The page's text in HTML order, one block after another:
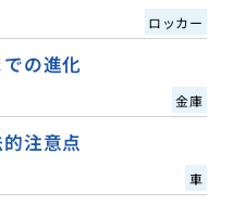
ロッカー
の進化
金庫
注意点
車